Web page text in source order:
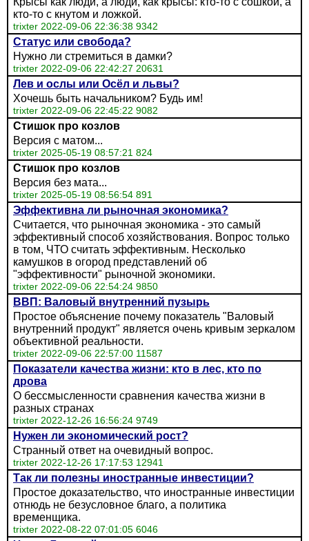
кто-то с кнутом и ложкой.
trixter 2022-09-06 22:36:38 9342
Статус или свобода?
Нужно ли стремиться в дамки?
trixter 2022-09-06 22:42:27 20631
Лев и ослы или Осёл и львы?
Хочешь быть начальником? Будь им!
trixter 2022-09-06 22:45:22 9082
Стишок про козлов
Версия с матом...
trixter 2025-05-19 08:57:21 824
Стишок про козлов
Версия без мата...
trixter 2025-05-19 08:56:54 891
Эффективна ли рыночная экономика?
Считается, что рыночная экономика - это самый
эффективный способ хозяйствования. Вопрос только
в том, ЧТО считать эффективным. Несколько
камушков в огород представлений об
"эффективности" рыночной экономики.
trixter 2022-09-06 22:54:24 9850
ВВП: Валовый внутренний пузырь
Простое объяснение почему показатель "Валовый
внутренний продукт" является очень кривым зеркалом
объективной реальности.
trixter 2022-09-06 22:57:00 11587
Показатели качества жизни: кто в лес, кто по
дрова
О бессмысленности сравнения качества жизни в
разных странах
trixter 2022-12-26 16:56:24 9749
Нужен ли экономический рост?
Странный ответ на очевидный вопрос.
trixter 2022-12-26 17:17:53 12941
Так ли полезны иностранные инвестиции?
Простое доказательство, что иностранные инвестиции
отнюдь не безусловное благо, а политика
временщика.
trixter 2022-08-22 07:01:05 6046